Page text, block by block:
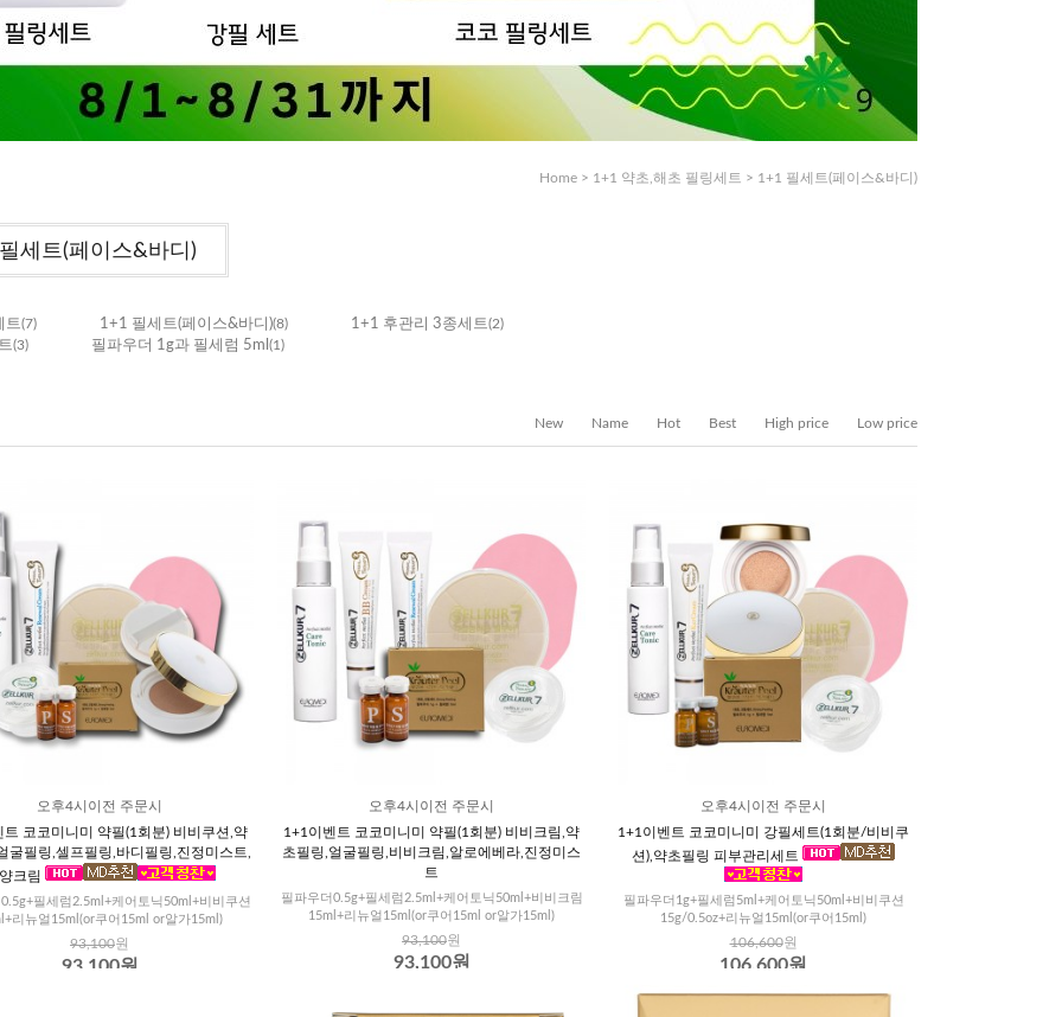
Home > 1+1 약초,해초 필링세트 > 1+1 필세트(페이스&바디)
세트(페이스&바디)
트(7) 1+1 필세트(페이스&바디)(8) 1+1 후관리 3종세트(2)
(3) 필파우더 1g과 필세럼 5ml (1)
New Name Hot Best High price Low price
오후4시이전 주문시
트 코코미니미 약필(1회분) 비비쿠션,약
굴필링,셀프필링,바디필링,진정미스트,
크림
필세럼2.5ml+케어토닉50ml+비비쿠션
리뉴얼15ml(or쿠어15ml or알가15ml)
93,100원
93,100원
오후4시이전 주문시
1+1이벤트 코코미니미 약필(1회분) 비비크림,약
초필링,얼굴필링,비비크림,알로에베라,진정미스
트
필파우더0.5g+필세럼2.5ml+케어토닉50ml+비비크림
15ml+리뉴얼15ml(or쿠어15ml or알가15ml)
93,100원
93,100원
오후4시이전 주문시
1+1이벤트 코코미니미 강필세트(1회분/비비쿠
션),약초필링 피부관리세트
필파우더1g+필세럼5ml+케어토닉50ml+비비쿠션
15g/0.5oz+리뉴얼15ml(or쿠어15ml)
106,600원
106,600원